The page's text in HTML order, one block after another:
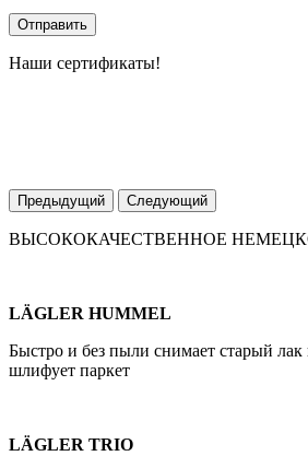
Отправить
Наши сертификаты!
Предыдущий Следующий
ВЫСОКОКАЧЕСТВЕННОЕ
LÄGLER HUMMEL
Быстро и без пыли снимает старый лак
шлифует паркет
LÄGLER TRIO